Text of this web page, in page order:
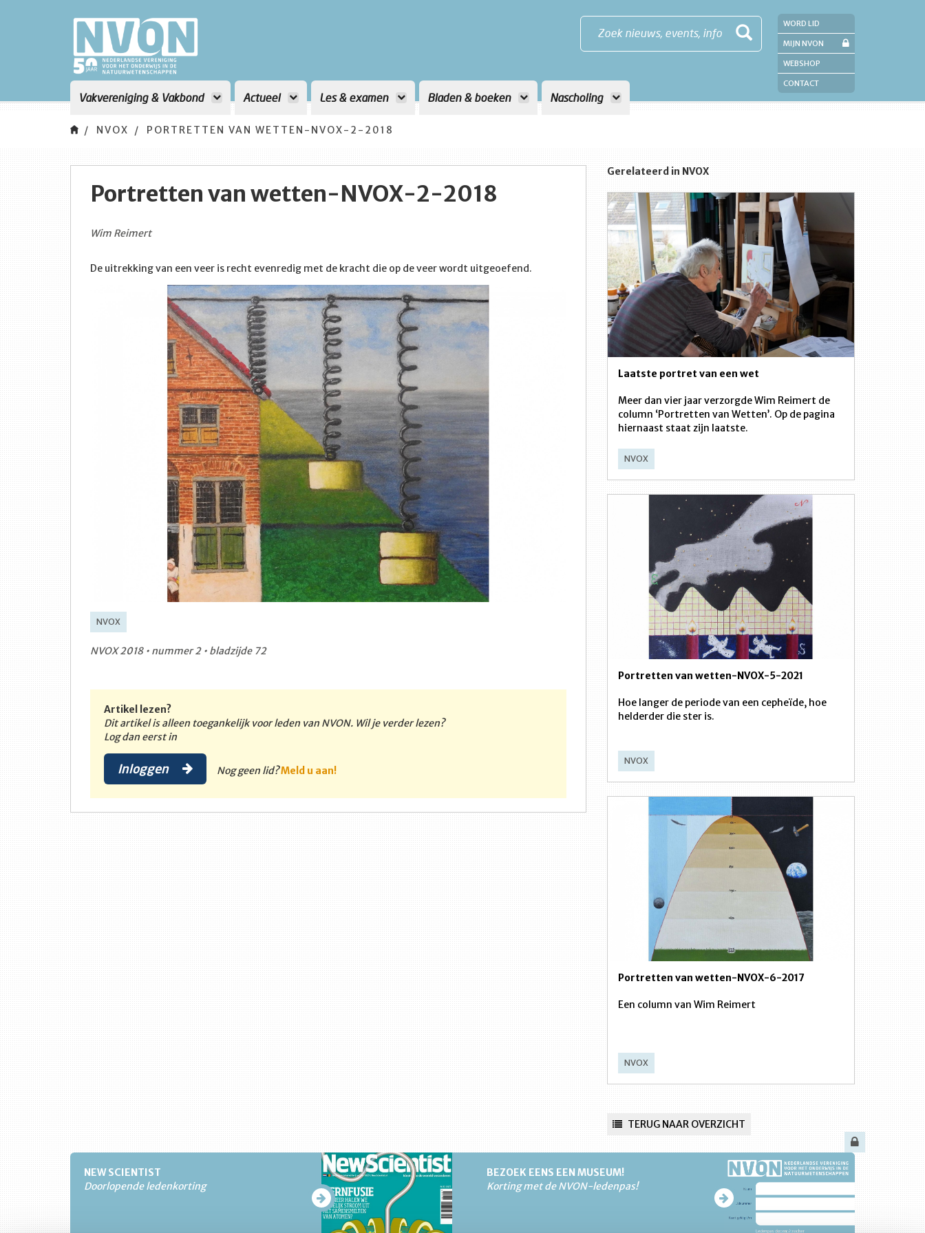
Zoek nieuws, events, info
Vakvereniging & Vakbond Actueel Les & examen Bladen & boeken Nascholing
WORD LID
MIJN NVON
WEBSHOP
CONTACT
NVOX PORTRETTEN VAN WETTEN-NVOX-2-2018
Portretten van wetten-NVOX-2-2018
Wim Reimert
De uitrekking van een veer is recht evenredig met de kracht die op de veer wordt uitgeoefend.
NVOX
NVOX 2018 • nummer 2 • bladzijde 72
Artikel lezen?
Dit artikel is alleen toegankelijk voor leden van NVON. Wil je verder lezen?
Log dan eerst in
Inloggen Nog geen lid?Meld u aan!
Gerelateerd in NVOX
Laatste portret van een wet
Meer dan vier jaar verzorgde Wim Reimert de
column ‘Portretten van Wetten’. Op de pagina
hiernaast staat zijn laatste.
NVOX
Portretten van wetten-NVOX-5-2021
Hoe langer de periode van een cepheïde, hoe
helderder die ster is.
NVOX
Portretten van wetten-NVOX-6-2017
Een column van Wim Reimert
NVOX
TERUG NAAR OVERZICHT
NEW SCIENTIST
Doorlopende ledenkorting
BEZOEK EENS EEN MUSEUM!
Korting met de NVON-ledenpas!